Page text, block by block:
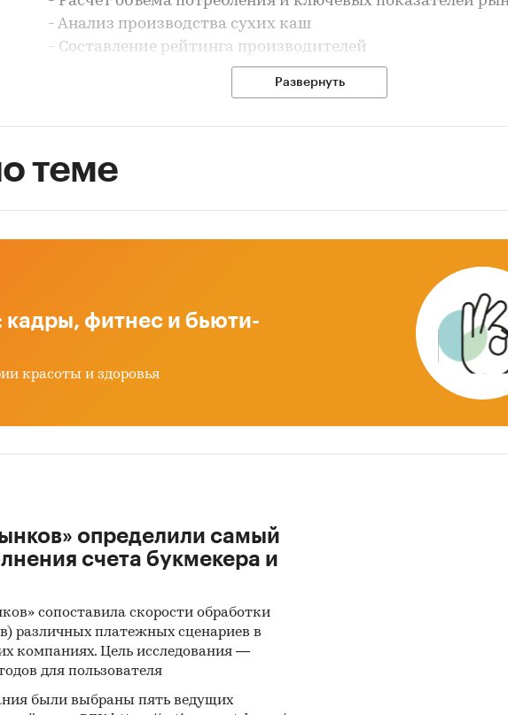
- Анализ производства сухих каш
- Составление рейтинга производителей
- Анализ импорта и экспорта
- Формирование прогноза развития рынка
В разделе `Ведущие производители` рассмотрены
`РЕСУРС`, ООО `МИСТРАЛЬ ТРЕЙДИНГ`, АО
`НОВАПРОДУКТ АГ`, ООО `ТД-ХОЛДИНГ`, ООО `МЕДПОЛ`,
`ЭВЕРЕСТ`, ООО `ОБЪЕДИНЕНИЕ `СОЮЗПИЩЕПРОМ`, ЗАО
`ИНФАПРИМ`, ООО `ПОЛИНКА`, ООО `ИВАНОВСКИЙ
ДЕТСКОГО ПИТАНИЯ`, ООО `АРЧЕДА-ПРОДУКТ`
В разделах со внешней торговлей представлена разбивка
- low-priced (низко-ценовой сегмент или сегмент эконом
В разделе `Импорт` рассмотрены бренды:
BEBI PREMIUM, БИБИКАША, SEMPER, KABRITA, БЕБИ
В разделе `Импорт` рассмотрены зарубежные поставщики:
ATLANTIC DROGA KOLINSKA D.O.O., TOPFER GMBH, HYPROCA
DECJE HRANE D.O.O., RAISIO NUTRITION LTD, URBIS
Развернуть
теме
кадры, фитнес и бьюти-
красоты и здоровья
определили самый
счета букмекера и
сопоставила скорости обработки
различных платежных сценариев в
компаниях. Цель исследования —
для пользователя
были выбраны пять ведущих